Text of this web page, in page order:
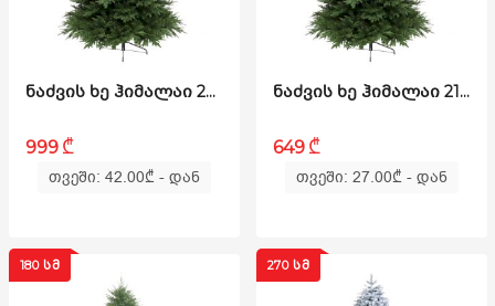
ᲜᲐᲫᲕᲘᲡ ᲮᲔ ᲰᲘᲛᲐᲚᲐᲘ 270ᲡᲛ (PS-270)
999 ₾
თვეში: 42.00₾- დან
ᲜᲐᲫᲕᲘᲡ ᲮᲔ ᲰᲘᲛᲐᲚᲐᲘ 210ᲡᲛ (PS-210)
649 ₾
თვეში: 27.00₾- დან
180 ᲡᲛ 270 ᲡᲛ